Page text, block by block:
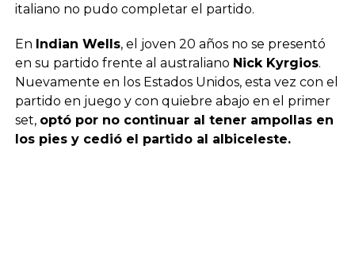
italiano no pudo completar el partido.
En Indian Wells, el joven 20 años no se presentó
en su partido frente al australiano Nick Kyrgios.
Nuevamente en los Estados Unidos, esta vez con el
partido en juego y con quiebre abajo en el primer
set, optó por no continuar al tener ampollas en
los pies y cedió el partido al albiceleste.